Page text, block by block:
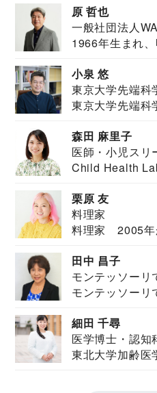
原 哲也
一般社団法人
JAPAN代表・
1966年生まれ
小泉 悠
東京大学先端科
東京大学先端科
森田 麻里子
医師・小児スリ
Child Health
栗原 友
料理家
料理家 2005年
田中 昌子
モンテッソーリ
ズハウス研究所
モンテッソー
細田 千尋
医学博士・認知
東北大学加齢医